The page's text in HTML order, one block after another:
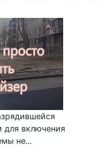
для включения
не...